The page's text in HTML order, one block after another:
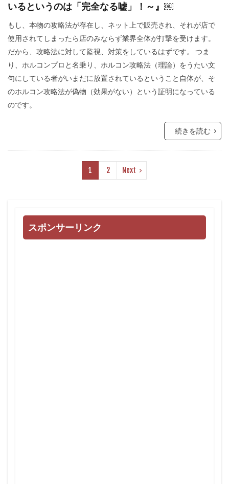
いるというのは「完全なる嘘」！～』￼
もし、本物の攻略法が存在し、ネット上で販売され、それが店で
使用されてしまったら店のみならず業界全体が打撃を受けます。
だから、攻略法に対して監視、対策をしているはずです。 つま
り、ホルコンプロと名乗り、ホルコン攻略法（理論）をうたい文
句にしている者がいまだに放置されているということ自体が、そ
のホルコン攻略法が偽物（効果がない）という証明になっている
のです。
続きを読む
1 2 Next
スポンサーリンク